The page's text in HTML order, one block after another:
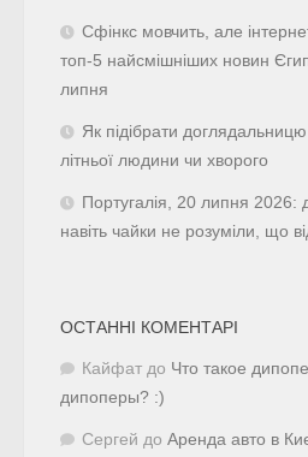
Сфінкс мовчить, але
топ-5 найсмішніших новин
липня
Як підібрати
літньої людини чи хворого
Португалія, 20 липня 2026:
навіть чайки не розуміли, що
ОСТАННІ КОМЕНТАРІ
Кайфат до Что такое
дипоперы? :)
Сергей до Аренда авто в